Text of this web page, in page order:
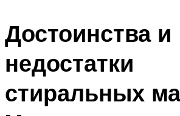
Достоинства и
недостатки
стиральных